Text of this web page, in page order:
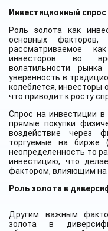
Инвестиционный спрос
Роль золота как
основных
рассматриваемое
инвесторов во
волатильности
уверенность в
колеблется, инвесторы
что приводит к росту
Спрос на инвестиции
прямые покупки
воздействие через
торгуемые на бирже
неопределенность то
инвестицию, что
фактором, влияющим на
Роль золота в
Другим важным
золота в